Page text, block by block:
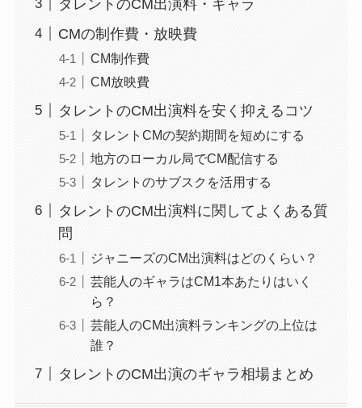
タレントのCM出演料・ギャラ
CMの制作費・放映費
CM制作費
CM放映費
タレントのCM出演料を安く抑えるコツ
タレントCMの契約期間を短めにする
地方のローカル局でCM配信する
タレントのサブスクを活用する
タレントのCM出演料に関してよくある質
問
ジャニーズのCM出演料はどのくらい？
芸能人のギャラはCM1本あたりはいく
ら？
芸能人のCM出演料ランキングの上位は
誰？
タレントのCM出演のギャラ相場まとめ